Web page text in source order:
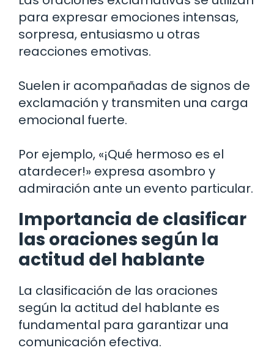
para expresar emociones intensas,
sorpresa, entusiasmo u otras
reacciones emotivas.
Suelen ir acompañadas de signos de
exclamación y transmiten una carga
emocional fuerte.
Por ejemplo, «¡Qué hermoso es el
atardecer!» expresa asombro y
admiración ante un evento particular.
Importancia de clasificar
las oraciones según la
actitud del hablante
La clasificación de las oraciones
según la actitud del hablante es
fundamental para garantizar una
comunicación efectiva.